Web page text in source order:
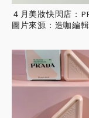
４月美妝快閃店：
圖片來源：造咖編